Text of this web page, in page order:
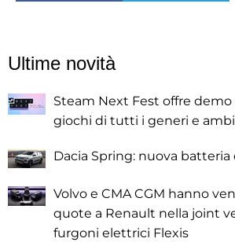
Ultime novità
Steam Next Fest offre
giochi di tutti i generi e
Dacia Spring: nuova
Volvo e CMA CGM hanno
quote a Renault nella joint
furgoni elettrici Flexis